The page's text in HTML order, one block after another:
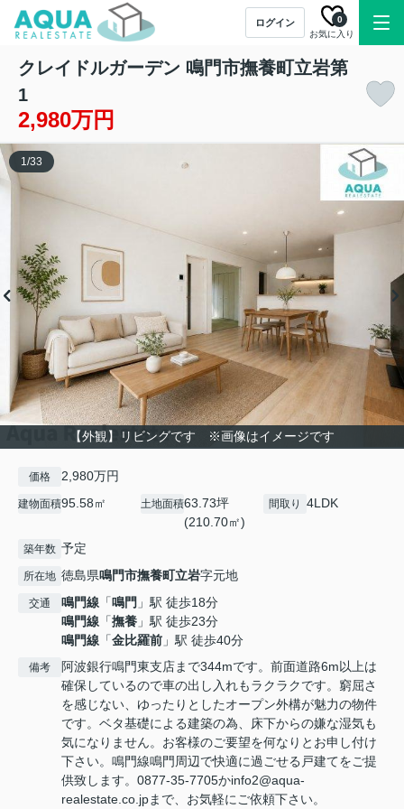
ログイン
お気に入り
0
クレイドルガーデン 鳴門市撫養町立岩第
1
2,980万円
【外観】リビングです ※画像はイメージです
1/33
価格 2,980万円
建物面積95.58㎡ 土地面積63.73坪
(210.70㎡)
間取り 4LDK
築年数 予定
所在地 徳島県鳴門市撫養町立岩字元地
交通 鳴門線 「鳴門 」駅 徒歩18分
鳴門線 「撫養 」駅 徒歩23分
鳴門線 「金比羅前 」駅 徒歩40分
備考
阿波銀行鳴門東支店まで344mです。前面道路6m以上は
確保しているので車の出し入れもラクラクです。窮屈さ
を感じない、ゆったりとしたオープン外構が魅力の物件
です。ベタ基礎による建築の為、床下からの嫌な湿気も
気になりません。お客様のご要望を何なりとお申し付け
下さい。鳴門線鳴門周辺で快適に過ごせる戸建てをご提
供致します。0877-35-7705かinfo2@aqua-
realestate.co.jpまで、お気軽にご依頼下さい。